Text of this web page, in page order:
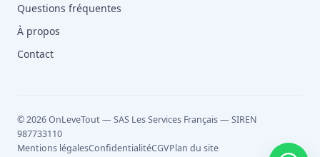
Questions fréquentes
À propos
Contact
© 2026 OnLeveTout — SAS Les Services Français — SIREN
987733110
Mentions légalesConfidentialitéCGVPlan du site